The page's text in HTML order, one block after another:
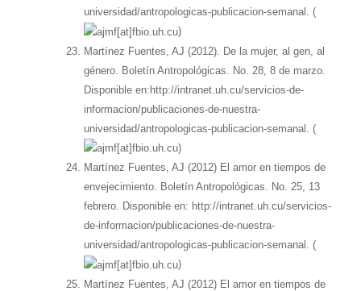
universidad/antropologicas-publicacion-semanal. (
)
Martínez Fuentes, AJ (2012). De la mujer, al gen, al
género. Boletín Antropológicas. No. 28, 8 de marzo.
Disponible en:http://intranet.uh.cu/servicios-de-
informacion/publicaciones-de-nuestra-
universidad/antropologicas-publicacion-semanal. (
)
Martínez Fuentes, AJ (2012) El amor en tiempos de
envejecimiento. Boletín Antropológicas. No. 25, 13
febrero. Disponible en: http://intranet.uh.cu/servicios-
de-informacion/publicaciones-de-nuestra-
universidad/antropologicas-publicacion-semanal. (
)
Martínez Fuentes, AJ (2012) El amor en tiempos de